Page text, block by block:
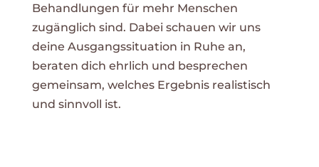
Behandlungen für mehr Menschen
zugänglich sind. Dabei schauen wir uns
deine Ausgangssituation in Ruhe an,
beraten dich ehrlich und besprechen
gemeinsam, welches Ergebnis realistisch
und sinnvoll ist.